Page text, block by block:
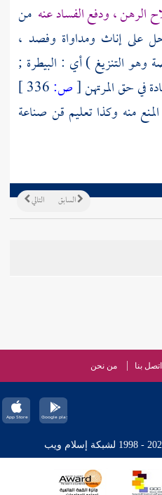
الرهن ، ودفع الفساد عنه من
على إناث ومداواة وفصد ،
التنزيغ ) أي : البيطرة ;
في حق المرتهن[ص:
منه وكذا تعليم قن صناعة
التالي السابق
اتصل بنا من نحن